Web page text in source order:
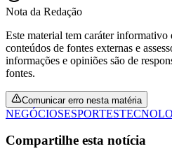
Nota da Redação
Este material tem caráter
conteúdos de fontes externas e
informações e opiniões são de
fontes.
Comunicar erro nesta matéria
NEGÓCIOSESPORTES
Compartilhe esta notícia